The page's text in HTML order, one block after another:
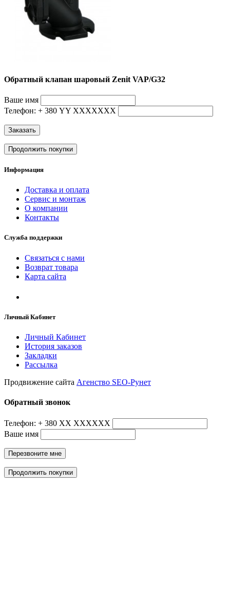
Обратный клапан шаровый Zenit VAP/G32
Ваше имя
Телефон: + 380 YY ХХХХХХХ
Заказать
Продолжить покупки
Информация
Доставка и оплата
Сервис и монтаж
О компании
Контакты
Служба поддержки
Связаться с нами
Возврат товара
Карта сайта
Личный Кабинет
Личный Кабинет
История заказов
Закладки
Рассылка
Продвижение сайта Агенство SEO-Рунет
Обратный звонок
Телефон: + 380 ХХ ХХХХХХ
Ваше имя
Перезвоните мне
Продолжить покупки